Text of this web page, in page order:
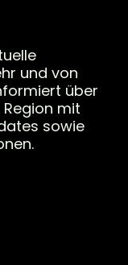
und von
über
mit
sowie